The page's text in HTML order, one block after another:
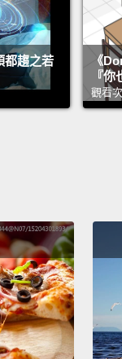
都趨之若
《
『
觀看